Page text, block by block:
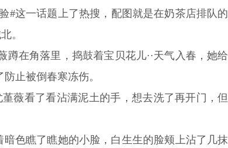
#这一话题上了热搜，配图就是在奶茶店排队的
。
蹲在角落里，捣鼓着宝贝花儿··天气入春，她给
止被倒春寒冻伤。
薇看了看沾满泥土的手，想去洗了再开门，但
色瞧了瞧她的小脸，白生生的脸颊上沾了几抹